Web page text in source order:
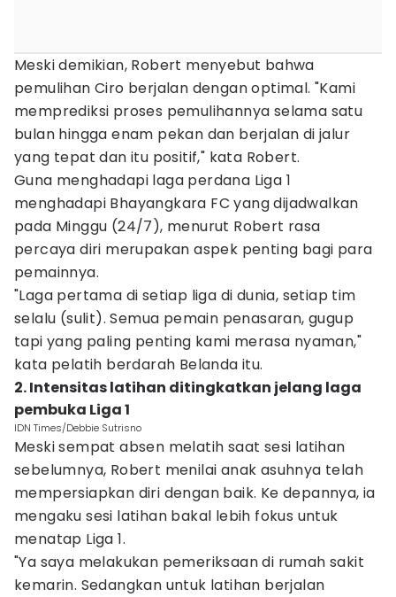
Meski demikian, Robert menyebut bahwa
pemulihan Ciro berjalan dengan optimal. "Kami
memprediksi proses pemulihannya selama satu
bulan hingga enam pekan dan berjalan di jalur
yang tepat dan itu positif," kata Robert.
Guna menghadapi laga perdana Liga 1
menghadapi Bhayangkara FC yang dijadwalkan
pada Minggu (24/7), menurut Robert rasa
percaya diri merupakan aspek penting bagi para
pemainnya.
"Laga pertama di setiap liga di dunia, setiap tim
selalu (sulit). Semua pemain penasaran, gugup
tapi yang paling penting kami merasa nyaman,"
kata pelatih berdarah Belanda itu.
2. Intensitas latihan ditingkatkan jelang laga
pembuka Liga 1
IDN Times/Debbie Sutrisno
Meski sempat absen melatih saat sesi latihan
sebelumnya, Robert menilai anak asuhnya telah
mempersiapkan diri dengan baik. Ke depannya, ia
mengaku sesi latihan bakal lebih fokus untuk
menatap Liga 1.
"Ya saya melakukan pemeriksaan di rumah sakit
kemarin. Sedangkan untuk latihan berjalan